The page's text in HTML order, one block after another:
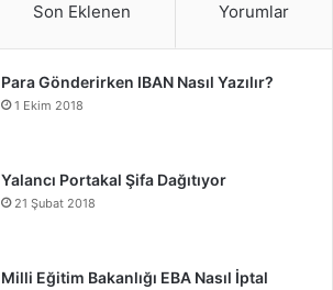
Son Eklenen Yorumlar
Para Gönderirken IBAN Nasıl Yazılır?
1 Ekim 2018
Yalancı Portakal Şifa Dağıtıyor
21 Şubat 2018
Milli Eğitim Bakanlığı EBA Nasıl İptal